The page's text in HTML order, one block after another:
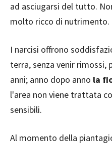
ad asciugarsi del tutto.
molto ricco di nutrimento.
I narcisi offrono
terra, senza venir rimossi,
anni; anno dopo anno la
l'area non viene trattata
sensibili.
Al momento della